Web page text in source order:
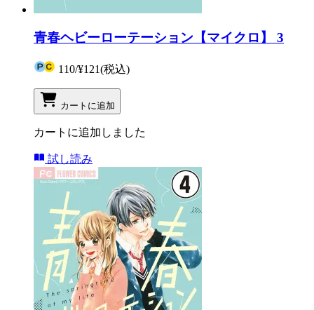
青春ヘビーローテーション【マイクロ】 3
110/¥121(税込)
カートに追加
カートに追加しました
試し読み